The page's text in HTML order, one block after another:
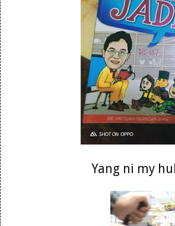
Yang ni my